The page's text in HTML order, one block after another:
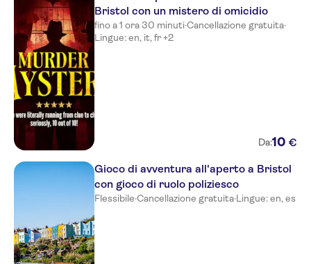
Bristol con un mistero di omicidio
fino a 1 ora 30 minuti·Cancellazione gratuita·
Lingue: en, it, fr +2
Da:10 €
Gioco di avventura all'aperto a Bristol
con gioco di ruolo poliziesco
Flessibile·Cancellazione gratuita·Lingue: en, es